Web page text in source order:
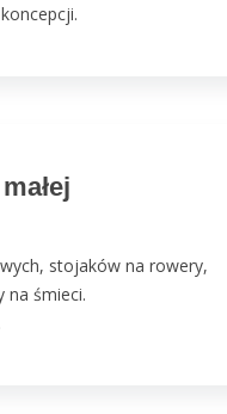
stojaków na rowery,
na śmieci.